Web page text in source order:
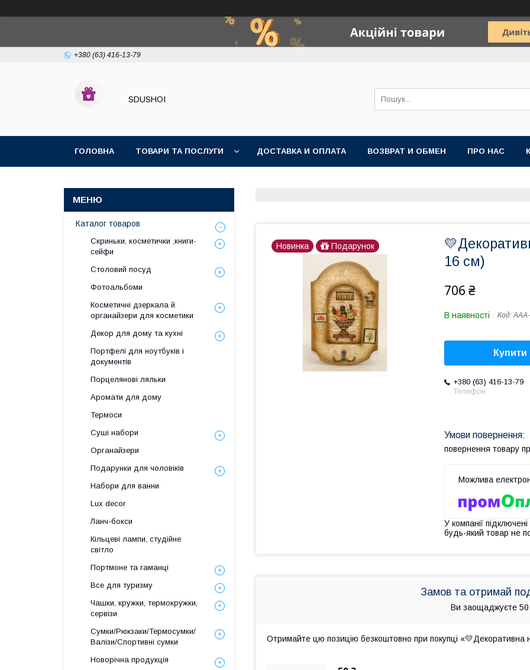
+380 (63) 416-13-79
SDUSHOI
ГОЛОВНА ТОВАРИ ТА ПОСЛУГИ ДОСТАВКА И ОПЛАТА ВОЗВРАТ И ОБМЕН ПРО НАС
Новинка Подарунок
16 см)
706 ₴
В наявності Код:
Купити
+380 (63) 416-13-79
Телефон
повернення товару
У компанії
будь-який товар не
Замов та отримай
Ви заощаджуєте
Отримайте цю позицію безкоштовно при покупці «💛Декоративна
Каталог товаров
Скриньки, косметички ,книги-
сейфи
Столовий посуд
Фотоальбоми
Косметичні дзеркала й
органайзери для косметики
Декор для дому та кухні
Портфелі для ноутбуків і
документів
Порцелянові ляльки
Аромати для дому
Термоси
Суші набори
Органайзери
Подарунки для чоловіків
Набори для ванни
Lux decor
Ланч-бокси
Кільцеві лампи, студійне
світло
Портмоне та гаманці
Все для туризму
Чашки, кружки, термокружки,
сервізи
Сумки/Рюкзаки/Термосумки/
Валізи/Спортивні сумки
Новорічна продукція